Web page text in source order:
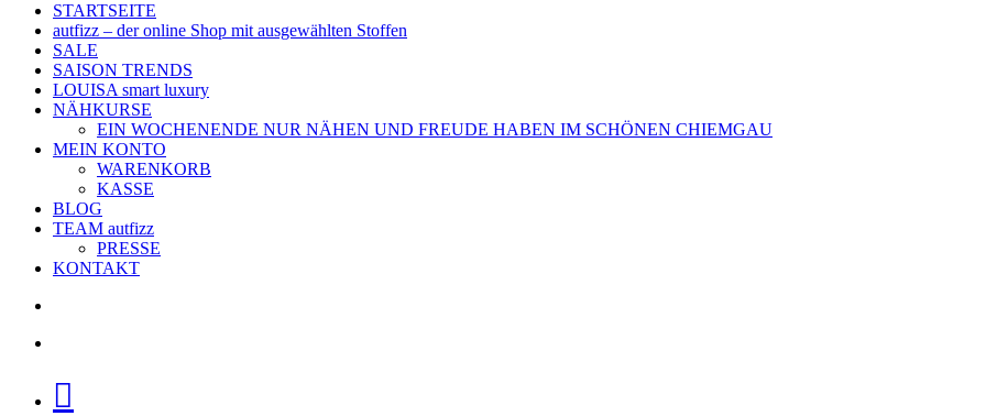
STARTSEITE
autfizz – der online Shop mit ausgewählten Stoffen
SALE
SAISON TRENDS
LOUISA smart luxury
NÄHKURSE
EIN WOCHENENDE NUR NÄHEN UND FREUDE HABEN IM SCHÖNEN CHIEMGAU
MEIN KONTO
WARENKORB
KASSE
BLOG
TEAM autfizz
PRESSE
KONTAKT